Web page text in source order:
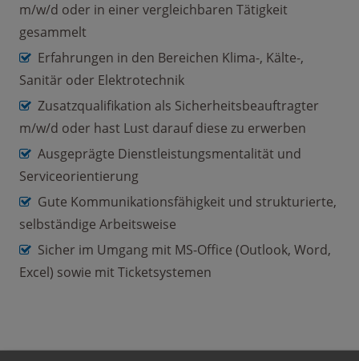
m/w/d oder in einer vergleichbaren Tätigkeit
gesammelt
Erfahrungen in den Bereichen Klima-, Kälte-,
Sanitär oder Elektrotechnik
Zusatzqualifikation als Sicherheitsbeauftragter
m/w/d oder hast Lust darauf diese zu erwerben
Ausgeprägte Dienstleistungsmentalität und
Serviceorientierung
Gute Kommunikationsfähigkeit und strukturierte,
selbständige Arbeitsweise
Sicher im Umgang mit MS-Office (Outlook, Word,
Excel) sowie mit Ticketsystemen